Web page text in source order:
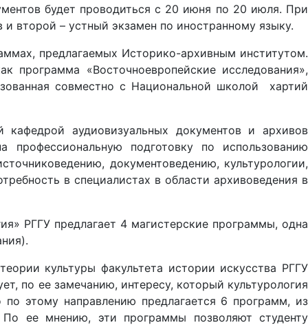
будет проводиться с 20 июня по 20 июля. При
второй – устный экзамен по иностранному языку.
предлагаемых Историко-архивным институтом.
«Восточноевропейские исследования»,
совместно с Национальной школой хартий
аудиовизуальных документов и архивов
подготовку по использованию
документоведению, культурологии,
в специалистах в области архивоведения в
РГГУ предлагает 4 магистерские программы, одна
культуры факультета истории искусства РГГУ
по ее замечанию, интересу, который культурология
этому направлению предлагается 6 программ, из
ее мнению, эти программы позволяют студенту